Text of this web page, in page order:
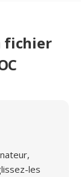
fichier
les